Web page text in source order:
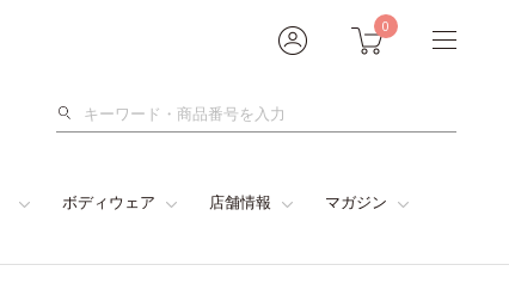
0
検
ボディウェア 店舗情報 マガジン